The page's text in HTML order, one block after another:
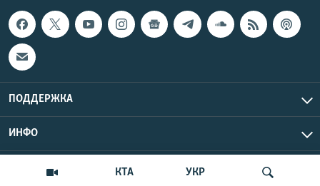
КТА УКР
ПОДДЕРЖКА
ИНФО
Copyright Крым.Реалии, 2026 | Все права защищены.
UTC+3